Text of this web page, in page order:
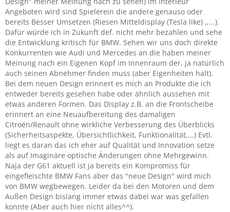
Angeboten wird sind Spielerein die andere genauso oder
bereits Besser Umsetzen (Riesen Mitteldisplay (Tesla like) ,,...).
Dafür würde ich in Zukunft def. nicht mehr bezahlen und sehe
die Entwicklung kritisch für BMW. Sehen wir uns doch direkte
Konkurrenten wie Audi und Mercedes an die haben meiner
Meinung nach ein Eigenen Kopf im Innenraum der, ja natürlich
auch seinen Abnehmer finden muss (aber Eigenheiten halt).
Bei dem neuen Design erinnert es mich an Produkte die ich
entweder bereits gesehen habe oder ähnlich aussehen mit
etwas anderen Formen. Das Display z.B. an die Frontscheibe
erinnert an eine Neuaufbereitung des damaligen
Citroën/Renault ohne wirkliche Verbesserung des Überblicks
(Sicherheitsaspekte, Übersichtlichkeit, Funktionalität,...) Evtl.
liegt es daran das ich eher auf Qualität und Innovation setze
als auf Imaginäre optische Änderungen ohne Mehrgewinn.
Naja der G61 aktuell ist ja bereits ein Kompromiss für
eingefleischte BMW Fans aber das "neue Design" wird mich
von BMW wegbewegen. Leider da bei den Motoren und dem
Außen Design bislang immer etwas dabei war was gefallen
konnte (Aber auch hier nicht alles^^).